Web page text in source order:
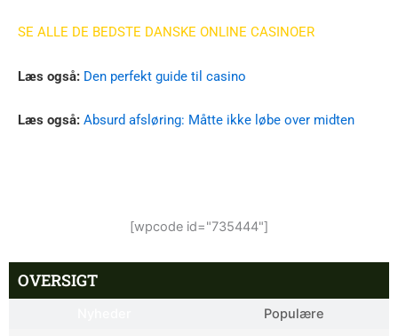
SE ALLE DE BEDSTE DANSKE ONLINE CASINOER
Læs også: Den perfekt guide til casino
Læs også: Absurd afsløring: Måtte ikke løbe over midten
[wpcode id="735444"]
OVERSIGT
Populære